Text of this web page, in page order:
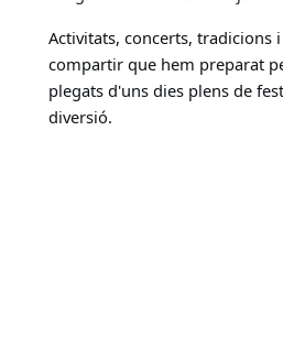
Activitats, concerts, tradicions
compartir que hem preparat
plegats d'uns dies plens de
diversió.